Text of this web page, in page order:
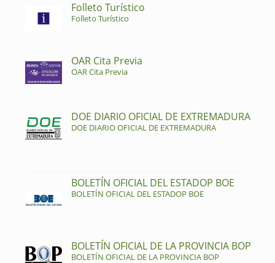
Folleto Turístico
Folleto Turístico
OAR Cita Previa
OAR Cita Previa
DOE DIARIO OFICIAL DE EXTREMADURA
DOE DIARIO OFICIAL DE EXTREMADURA
BOLETÍN OFICIAL DEL ESTADOP BOE
BOLETÍN OFICIAL DEL ESTADOP BOE
BOLETÍN OFICIAL DE LA PROVINCIA BOP
BOLETÍN OFICIAL DE LA PROVINCIA BOP